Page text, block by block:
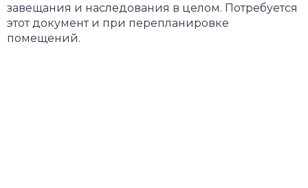
завещания и наследования в целом. Потребуется
этот документ и при перепланировке
помещений.